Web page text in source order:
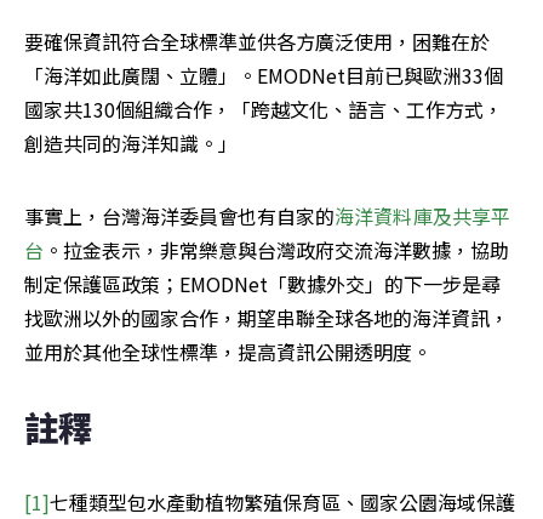
要確保資訊符合全球標準並供各方廣泛使用，困難在於
「海洋如此廣闊、立體」。EMODNet目前已與歐洲33個
國家共130個組織合作，「跨越文化、語言、工作方式，
創造共同的海洋知識。」
事實上，台灣海洋委員會也有自家的海洋資料庫及共享平
台 。拉金表示，非常樂意與台灣政府交流海洋數據，協助
制定保護區政策；EMODNet「數據外交」的下一步是尋
找歐洲以外的國家合作，期望串聯全球各地的海洋資訊，
並用於其他全球性標準，提高資訊公開透明度。
註釋
[1]七種類型包水產動植物繁殖保育區、國家公園海域保護